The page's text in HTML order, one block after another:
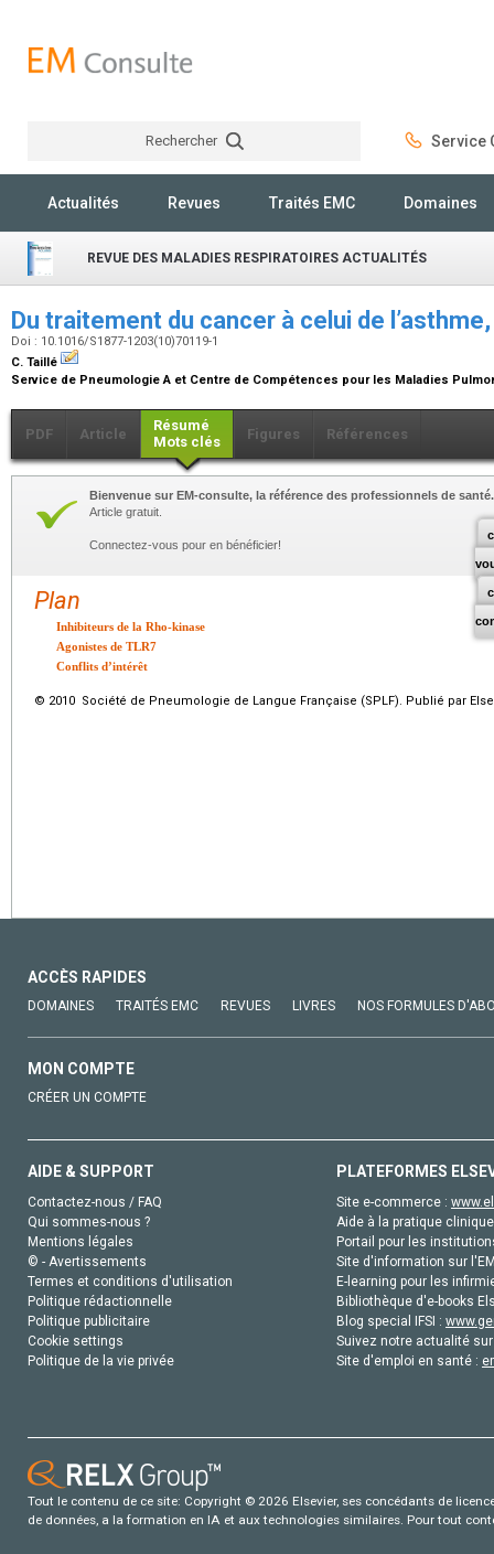
Rechercher Service
Actualités Revues Traités EMC Domaines
REVUE DES MALADIES RESPIRATOIRES ACTUALITÉS
Du traitement du cancer à celui de l’asthme,
Doi : 10.1016/S1877-1203(10)70119-1
C. Taillé
Service de Pneumologie A et Centre de Compétences pour les Maladies
PDF Article
Résumé
Mots clés
Figures Références
Bienvenue sur EM-consulte, la référence des professionnels de santé.
Article gratuit.
Connectez-vous pour en bénéficier!
Plan
Inhibiteurs de la Rho-kinase
Agonistes de TLR7
Conflits d’intérêt
© 2010 Société de Pneumologie de Langue Française (SPLF). Publié par
ACCÈS RAPIDES
DOMAINES TRAITÉS EMC REVUES LIVRES NOS FORMULES
MON COMPTE
CRÉER UN COMPTE
AIDE & SUPPORT
Contactez-nous / FAQ
Qui sommes-nous ?
Mentions légales
© - Avertissements
Termes et conditions d'utilisation
Politique rédactionnelle
Politique publicitaire
Cookie settings
Politique de la vie privée
PLATEFORMES
Site e-commerce :
Aide à la pratique
Portail pour les
Site d'information sur
E-learning pour les
Bibliothèque d'e-books
Blog special IFSI :
Suivez notre actualité
Site d'emploi en santé :
Tout le contenu de ce site: Copyright © 2026 Elsevier, ses concédants de
de données, a la formation en IA et aux technologies similaires. Pour tout